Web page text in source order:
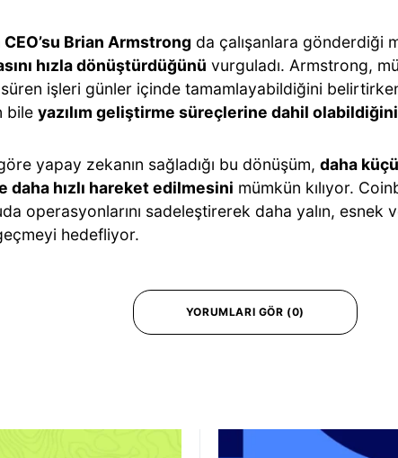
Brian Armstrong da çalışanlara gönderdiği
hızla dönüştürdüğünü vurguladı. Armstrong,
işleri günler içinde tamamlayabildiğini
bile yazılım geliştirme süreçlerine dahil olabildiğini
yapay zekanın sağladığı bu dönüşüm, daha
daha hızlı hareket edilmesini mümkün kılıyor.
operasyonlarını sadeleştirerek daha yalın, esnek
hedefliyor.
YORUMLARI GÖR (0)